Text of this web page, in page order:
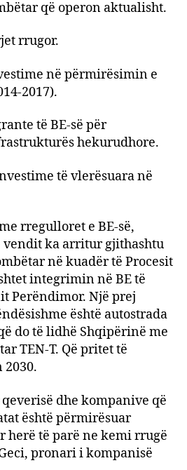
që operon aktualisht.
rrugor.
në përmirësimin e
2017).
të BE-së për
hekurudhore.
të vlerësuara në
rregulloret e BE-së,
vendit ka arritur gjithashtu
në kuadër të Procesit
integrimin në BE të
Perëndimor. Një prej
është autostrada
do të lidhë Shqipërinë me
TEN-T. Që pritet të
dhe kompanive që
është përmirësuar
herë të parë ne kemi rrugë
pronari i kompanisë